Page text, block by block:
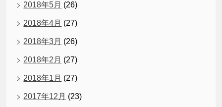
2018年5月 (26)
2018年4月 (27)
2018年3月 (26)
2018年2月 (27)
2018年1月 (27)
2017年12月 (23)